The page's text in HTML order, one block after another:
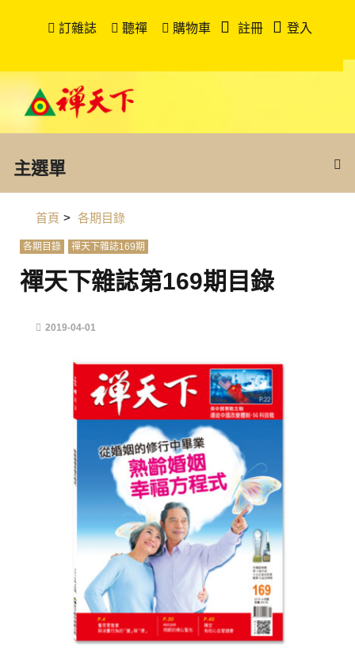
訂雜誌 聽禪 購物車 註冊 登入
主選單
首頁 > 各期目錄
各期目錄 禪天下雜誌169期
禪天下雜誌第169期目錄
2019-04-01